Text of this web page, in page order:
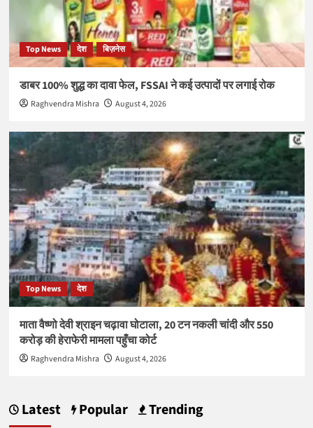
Top News देश बिज़नेस
डाबर 100% शुद्ध का दावा फेल, FSSAI ने कई उत्पादों पर लगाई रोक
Raghvendra Mishra August 4, 2026
Top News देश
माता वैष्णो देवी श्राइन चढ़ावा घोटाला, 20 टन नकली चांदी और 550
करोड़ की हेराफेरी मामला पहुँचा कोर्ट
Raghvendra Mishra August 4, 2026
Latest Popular Trending